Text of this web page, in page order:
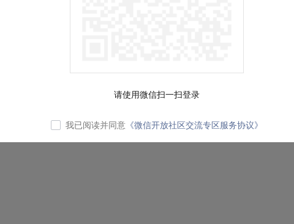
请使用微信扫一扫登录
我已阅读并同意 《微信开放社区交流专区服务协议》